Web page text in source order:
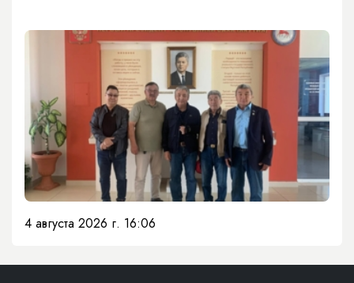
4 августа 2026 г. 16:06